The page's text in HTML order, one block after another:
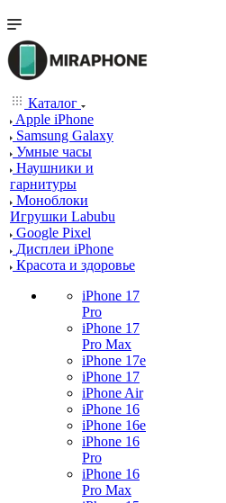
Каталог
Apple iPhone
Samsung Galaxy
Умные часы
Наушники и
гарнитуры
Моноблоки
Игрушки Labubu
Google Pixel
Дисплеи iPhone
Красота и здоровье
iPhone 17
Pro
iPhone 17
Pro Max
iPhone 17e
iPhone 17
iPhone Air
iPhone 16
iPhone 16e
iPhone 16
Pro
iPhone 16
Pro Max